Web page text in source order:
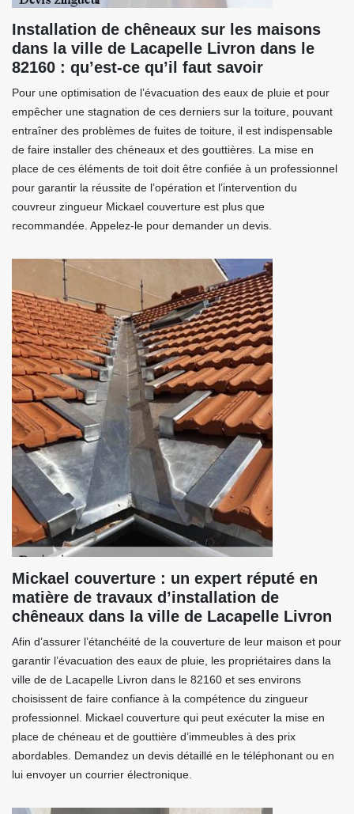
Installation de chêneaux sur les maisons
dans la ville de Lacapelle Livron dans le
82160 : qu’est-ce qu’il faut savoir
Pour une optimisation de l’évacuation des eaux de pluie et pour
empêcher une stagnation de ces derniers sur la toiture, pouvant
entraîner des problèmes de fuites de toiture, il est indispensable
de faire installer des chéneaux et des gouttières. La mise en
place de ces éléments de toit doit être confiée à un professionnel
pour garantir la réussite de l’opération et l’intervention du
couvreur zingueur Mickael couverture est plus que
recommandée. Appelez-le pour demander un devis.
Mickael couverture : un expert réputé en
matière de travaux d’installation de
chêneaux dans la ville de Lacapelle Livron
Afin d’assurer l’étanchéité de la couverture de leur maison et pour
garantir l’évacuation des eaux de pluie, les propriétaires dans la
ville de de Lacapelle Livron dans le 82160 et ses environs
choisissent de faire confiance à la compétence du zingueur
professionnel. Mickael couverture qui peut exécuter la mise en
place de chéneau et de gouttière d’immeubles à des prix
abordables. Demandez un devis détaillé en le téléphonant ou en
lui envoyer un courrier électronique.